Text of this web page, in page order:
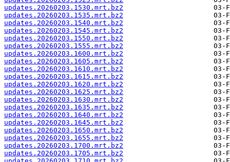
updates.20260203.1530.mrt.bz2
updates.20260203.1535.mrt.bz2
updates.20260203.1540.mrt.bz2
updates.20260203.1545.mrt.bz2
updates.20260203.1550.mrt.bz2
updates.20260203.1555.mrt.bz2
updates.20260203.1600.mrt.bz2
updates.20260203.1605.mrt.bz2
updates.20260203.1610.mrt.bz2
updates.20260203.1615.mrt.bz2
updates.20260203.1620.mrt.bz2
updates.20260203.1625.mrt.bz2
updates.20260203.1630.mrt.bz2
updates.20260203.1635.mrt.bz2
updates.20260203.1640.mrt.bz2
updates.20260203.1645.mrt.bz2
updates.20260203.1650.mrt.bz2
updates.20260203.1655.mrt.bz2
updates.20260203.1700.mrt.bz2
updates.20260203.1705.mrt.bz2